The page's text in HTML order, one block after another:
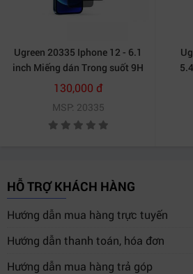
Ugreen 20335 Iphone 12 - 6.1
inch Miếng dán Trong suốt 9H
cường lực chống ánh sáng
xanh SP159 20020335
130,000 đ
MSP: 20335
HỖ TRỢ KHÁCH HÀNG
Hướng dẫn mua hàng trực tuyến
Hướng dẫn thanh toán, hóa đơn
Hướng dẫn mua hàng trả góp